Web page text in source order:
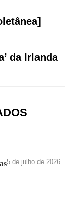
da Irlanda
5 de julho de 2026